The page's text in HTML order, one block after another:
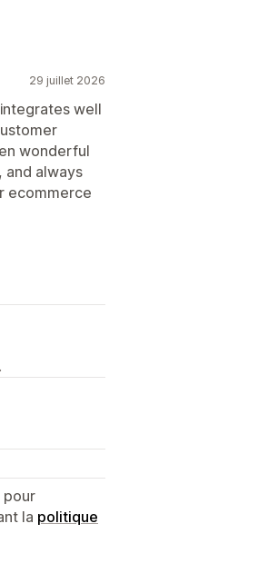
29 juillet 2026
well
wonderful
always
ecommerce
pour
la politique